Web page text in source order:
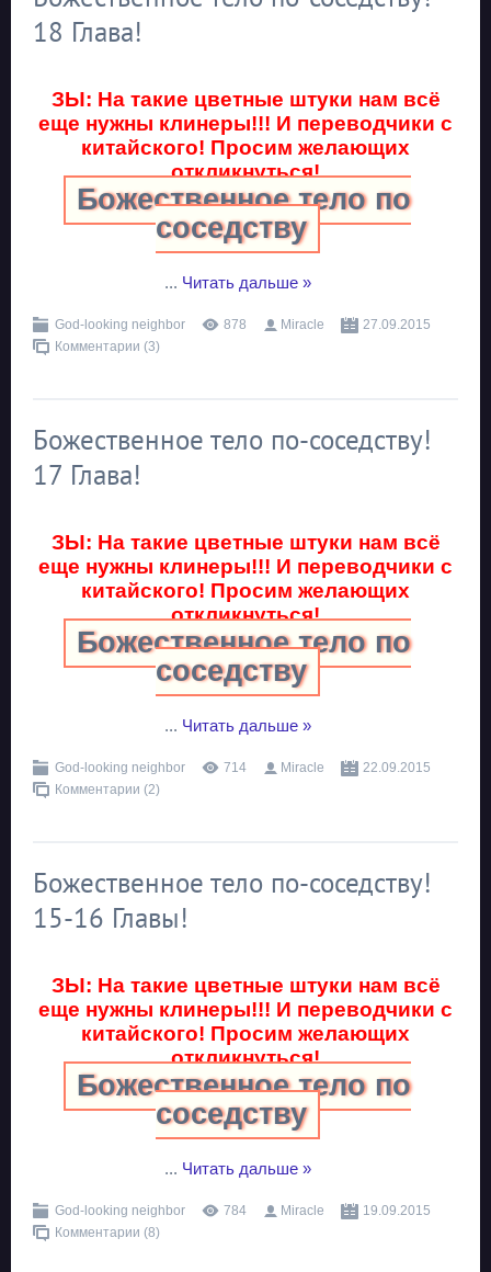
18 Глава!
ЗЫ: На такие цветные штуки нам всё
еще нужны клинеры!!! И переводчики с
китайского! Просим желающих
откликнуться!
Божественное тело по
соседству
... Читать дальше »
God-looking neighbor 878 Miracle
27.09.2015
Комментарии (3)
Божественное тело по-соседству!
17 Глава!
ЗЫ: На такие цветные штуки нам всё
еще нужны клинеры!!! И переводчики с
китайского! Просим желающих
откликнуться!
Божественное тело по
соседству
... Читать дальше »
God-looking neighbor 714 Miracle
22.09.2015
Комментарии (2)
Божественное тело по-соседству!
15-16 Главы!
ЗЫ: На такие цветные штуки нам всё
еще нужны клинеры!!! И переводчики с
китайского! Просим желающих
откликнуться!
Божественное тело по
соседству
... Читать дальше »
God-looking neighbor 784 Miracle
19.09.2015
Комментарии (8)